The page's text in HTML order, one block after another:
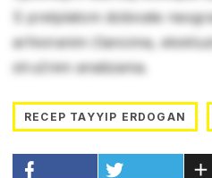
S pretplatom dobivate
arhiviranim člancima,
stručnim analizama.
RECEP TAYYIP ERDOGAN